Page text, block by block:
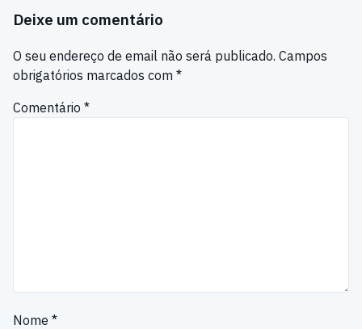
Deixe um comentário
O seu endereço de email não será publicado. Campos
obrigatórios marcados com *
Comentário *
Nome *